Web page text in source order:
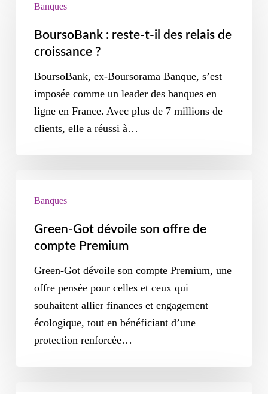
Banques
BoursoBank : reste-t-il des relais de
croissance ?
BoursoBank, ex-Boursorama Banque, s’est
imposée comme un leader des banques en
ligne en France. Avec plus de 7 millions de
clients, elle a réussi à…
Banques
Green-Got dévoile son offre de
compte Premium
Green-Got dévoile son compte Premium, une
offre pensée pour celles et ceux qui
souhaitent allier finances et engagement
écologique, tout en bénéficiant d’une
protection renforcée…